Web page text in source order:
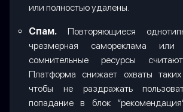
или полностью удалены.
Спам. Повторяющиеся
чрезмерная самореклама
сомнительные ресурсы
Платформа снижает охваты
чтобы не раздражать
попадание в блок